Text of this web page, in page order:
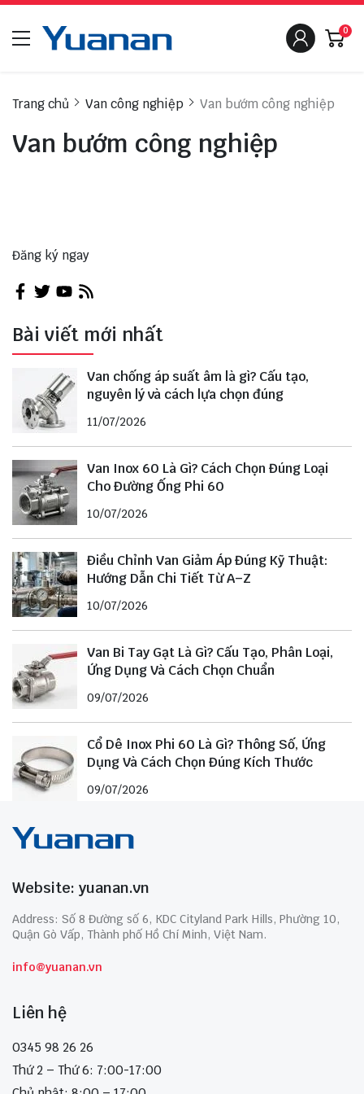
0
Trang chủ Van công nghiệp Van bướm công nghiệp
Van bướm công nghiệp
Đăng ký ngay
Bài viết mới nhất
Van chống áp suất âm là gì? Cấu tạo,
nguyên lý và cách lựa chọn đúng
11/07/2026
Van Inox 60 Là Gì? Cách Chọn Đúng Loại
Cho Đường Ống Phi 60
10/07/2026
Điều Chỉnh Van Giảm Áp Đúng Kỹ Thuật:
Hướng Dẫn Chi Tiết Từ A–Z
10/07/2026
Van Bi Tay Gạt Là Gì? Cấu Tạo, Phân Loại,
Ứng Dụng Và Cách Chọn Chuẩn
09/07/2026
Cổ Dê Inox Phi 60 Là Gì? Thông Số, Ứng
Dụng Và Cách Chọn Đúng Kích Thước
09/07/2026
Website: yuanan.vn
Address: Số 8 Đường số 6, KDC Cityland Park Hills, Phường 10,
Quận Gò Vấp, Thành phố Hồ Chí Minh, Việt Nam.
info@yuanan.vn
Liên hệ
0345 98 26 26
Thứ 2 – Thứ 6: 7:00-17:00